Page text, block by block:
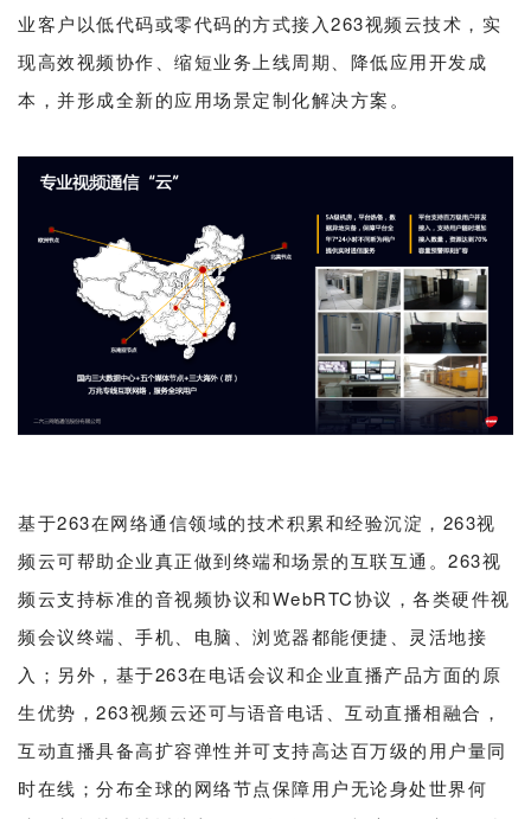
业客户以低代码或零代码的方式接入263视频云技术，实
现高效视频协作、缩短业务上线周期、降低应用开发成
本，并形成全新的应用场景定制化解决方案。
基于263在网络通信领域的技术积累和经验沉淀，263视
频云可帮助企业真正做到终端和场景的互联互通。263视
频云支持标准的音视频协议和WebRTC协议，各类硬件视
频会议终端、手机、电脑、浏览器都能便捷、灵活地接
入；另外，基于263在电话会议和企业直播产品方面的原
生优势，263视频云还可与语音电话、互动直播相融合，
互动直播具备高扩容弹性并可支持高达百万级的用户量同
时在线；分布全球的网络节点保障用户无论身处世界何